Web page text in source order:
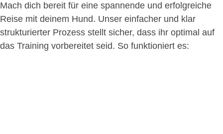
Mach dich bereit für eine spannende und erfolgreiche
Reise mit deinem Hund. Unser einfacher und klar
strukturierter Prozess stellt sicher, dass ihr optimal auf
das Training vorbereitet seid. So funktioniert es: